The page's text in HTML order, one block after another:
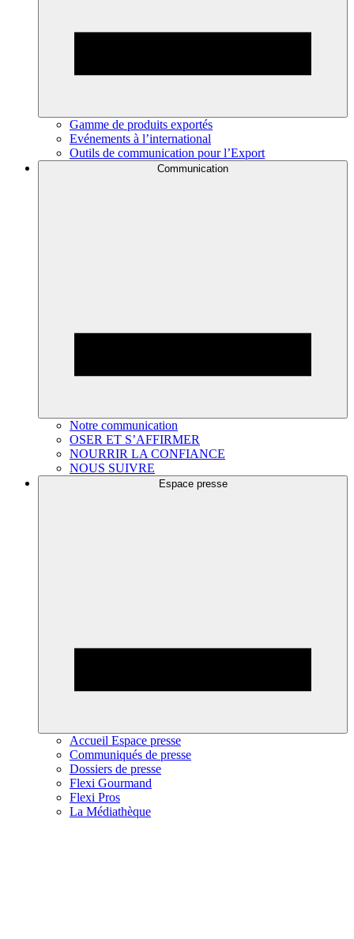
Gamme de produits exportés
Evénements à l’international
Outils de communication pour l’Export
Communication
Notre communication
OSER ET S’AFFIRMER
NOURRIR LA CONFIANCE
NOUS SUIVRE
Espace presse
Accueil Espace presse
Communiqués de presse
Dossiers de presse
Flexi Gourmand
Flexi Pros
La Médiathèque